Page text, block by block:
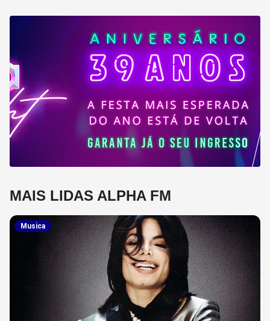
MAIS LIDAS ALPHA FM
Musica